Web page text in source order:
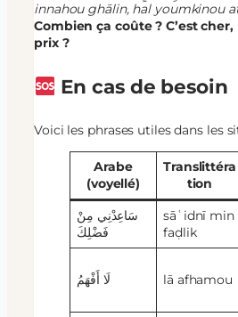
innahou ghālin, hal youmkinou
Combien ça coûte ? C’est
prix ?
En cas de besoin
Voici les phrases utiles dans les
Arabe
(voyellé)
Translittéra
tion
سَاعِدْنِي مِنْ
فَضْلِكَ
sāʿidnī min
faḍlik
لَا أَفْهَمُ lā afhamou